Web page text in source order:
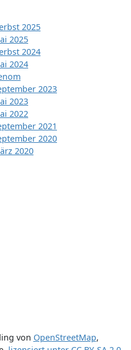
2025
2025
2024
2024
2023
2023
2022
2021
2020
2020
von OpenStreetMap,